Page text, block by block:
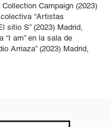
Campaign (2023)
“Artistas
sitio S” (2023) Madrid,
“I am” en la sala de
Arriaza” (2023) Madrid,